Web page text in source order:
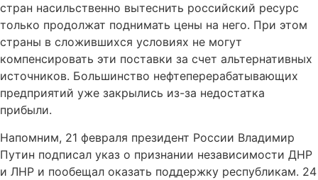
стран насильственно вытеснить российский ресурс
только продолжат поднимать цены на него. При этом
страны в сложившихся условиях не могут
компенсировать эти поставки за счет альтернативных
источников. Большинство нефтеперерабатывающих
предприятий уже закрылись из-за недостатка
прибыли.
Напомним, 21 февраля президент России Владимир
Путин подписал указ о признании независимости ДНР
и ЛНР и пообещал оказать поддержку республикам. 24